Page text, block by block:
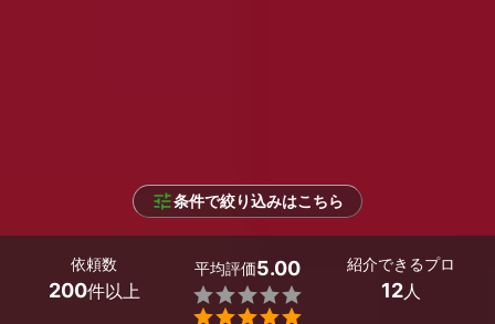
条件で絞り込みはこちら
依頼数
200件以上
平均評価5.00


紹介できるプロ
12人